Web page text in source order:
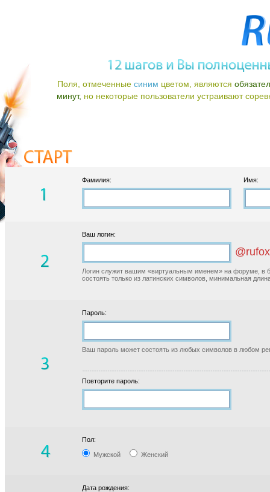
Поля, отмеченные синим цветом, являются
минут, но некоторые пользователи устраивают
Фамилия: Имя:
Ваш логин:
Логин служит вашим «виртуальным именем» на форуме, в
состоять только из латинских символов, минимальная
Пароль:
Ваш пароль может состоять из любых символов в любом
Повторите пароль:
Пол:
Мужской Женский
Дата рождения: